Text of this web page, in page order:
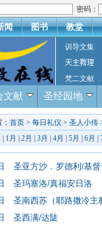
密码：
闻 图书 教堂
训导文集
天主教理
梵二文献
文献 圣经园地
首页 > 每日礼仪 > 圣人小传
1月 2月 3月 4月 5月 6月
圣亚方沙．罗德利/基督
圣玛塞洛/真福安日洛
圣南西苏（耶路撒冷主
圣西满/达陡